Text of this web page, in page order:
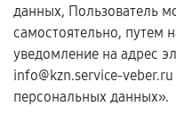
данных, Пользователь
самостоятельно, путем
уведомление на адрес
info@kzn.service-
персональных данных».